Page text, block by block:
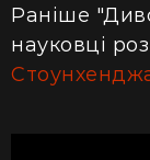
Раніше
науковці